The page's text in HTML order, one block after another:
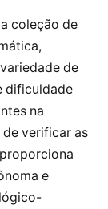
coleção de
de
dificuldade
na
verificar as
e